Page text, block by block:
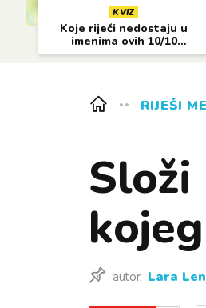
KVIZ
Koje riječi nedostaju u
imenima ovih 10/10
gradova?
RIJEŠI
autor: Lara